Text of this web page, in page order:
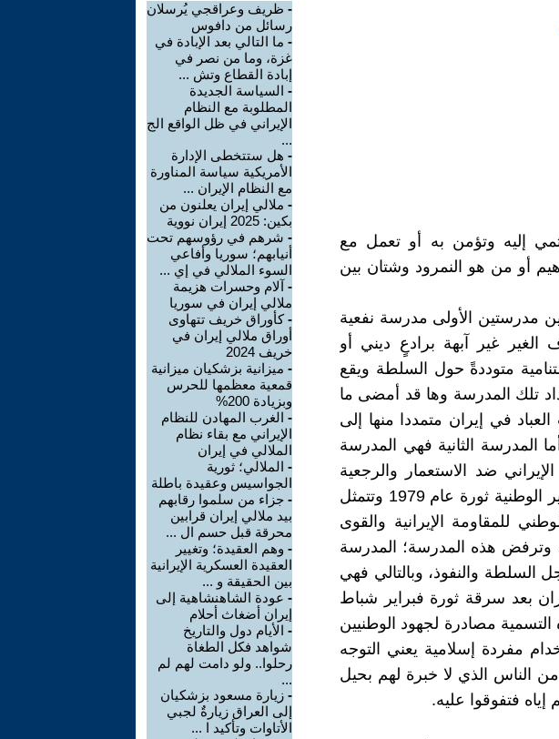
إليه وتؤمن به أو تعمل مع
أو من هو النمرود وشتان بين
مدرستين الأولى مدرسة نفعية
غير آبهة برادعٍ ديني أو
متوددةً حول السلطة ويقع
تلك المدرسة وها قد أمضى ما
في إيران متمددا منها إلى
المدرسة الثانية فهي المدرسة
ضد الاستعمار والرجعية
وأيضاً للثورة الدستورية ونهضة مصدق وثورة فبراير الوطنية ثورة عام 1979 وتتمثل
للمقاومة الإيرانية والقوى
وترفض هذه المدرسة؛ المدرسة
السلطة والنفوذ، وبالتالي فهي
بعد سرقة ثورة فبراير شباط
هذه التسمية مصادرة لجهود الوطنيين
مفردة إسلامية يعني التوجه
الناس الذي لا خبرة لهم بحيل
فتفوقوا عليه.
- ظريف وعراقجي يُرسلان
رسائل من دافوس
- ما التالي بعد الإبادة في
غزة، وما من نصر في
إبادة القطاع وتش ...
- السياسة الجديدة
المطلوبة مع النظام
الإيراني في ظل الواقع الج
...
- هل ستتخطى الإدارة
الأمريكية سياسة المناورة
مع النظام الإيران ...
- ملالي إيران يعلنون من
بكين: 2025 إيران نووية
- شرهم في رؤوسهم تحت
أنيابهم؛ سوريا وأفاعي
السوء الملالي في إي ...
- آلام وحسرات هزيمة
ملالي إيران في سوريا
-كأوراق خريف تتهاوى
أوراق ملالي إيران في
خريف 2024
- ميزانية بزشكيان ميزانية
قمعية معظمها للحرس
وبزيادة 200%
- الغرب المهادن للنظام
الإيراني مع بقاء نظام
الملالي في إيران
- الملالي؛ ثورية
الجواسيس وعقيدة باطلة
- جزاء من سلموا رقابهم
بيد ملالي إيران قرابين
محرقة قبل حسم ال ...
- وهم العقيدة؛ وتغيير
العقيدة العسكرية الإيرانية
بين الحقيقة و ...
- عودة الشاهنشاهية إلى
إيران أضغاث أحلام
- الأيام دول والتاريخ
شواهد فكل الطغاة
رحلوا.. ولو دامت لهم لم
...
- زيارة مسعود بزشكيان
إلى العراق زيارةٌ لجبي
الأتاوات وتأكيد ا ...